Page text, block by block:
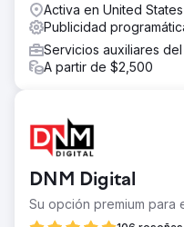
Activa en United States
Publicidad
Servicios auxiliares
A partir de $2,500
DNM Digital
Su opción premium para